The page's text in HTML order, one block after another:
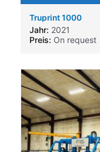
Truprint 1000
Jahr: 2021
Preis: On request